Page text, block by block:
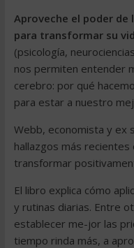
Aproveche el poder
para transformar su
(psicología,
nos permiten entender
cerebro: por qué
para estar a nuestro
Webb, economista y ex
hallazgos más
transformar
El libro explica cómo
y rutinas diarias. Entre
establecer me-jor las
tiempo rinda más, a